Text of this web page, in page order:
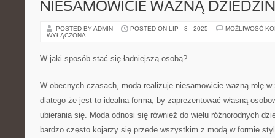
NIESAMOWICIE WAŻNĄ
POSTED BY ADMIN POSTED ON LIP - 8 - 2025
MOŻLIWOŚĆ
WYŁĄCZONA
W jaki sposób stać się ładniejszą osobą?
W obecnych czasach, moda realizuje niesamowicie ważną rolę w
dlatego że jest to idealna forma, by zaprezentować własną
ubierania się. Moda odnosi się również do wielu różnorodnych
bardzo często kojarzy się przede wszystkim z modą w formie